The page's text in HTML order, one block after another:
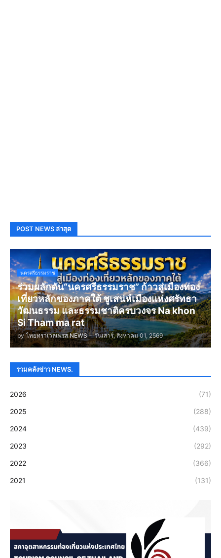
POST NEWS ล่าสุด
นครศรีธรรมราช
ร่วมผลักดัน“นครศรีธรรมราช” ก้าวสู่เมืองท่อง
เที่ยวหลักของภาคใต้ ชูเสน่ห์เมืองแห่งศรัทธา
วัฒนธรรม และธรรมชาติครบวงจร Na khon
Si Tham ma rat
by ไทยทราเวลเพรส NEWS - วันเสาร์, สิงหาคม 01, 2569
รวมคลังข่าว NEWS.
2026 (71)
2025 (288)
2024 (439)
2023 (292)
2022 (366)
2021 (131)